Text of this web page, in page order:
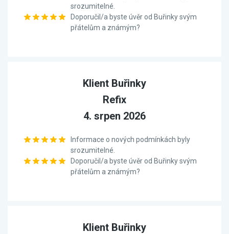
srozumitelné.
Doporučil/a byste úvěr od Buřinky svým
přátelům a známým?
Klient Buřinky
Refix
4. srpen 2026
Informace o nových podmínkách byly
srozumitelné.
Doporučil/a byste úvěr od Buřinky svým
přátelům a známým?
Klient Buřinky